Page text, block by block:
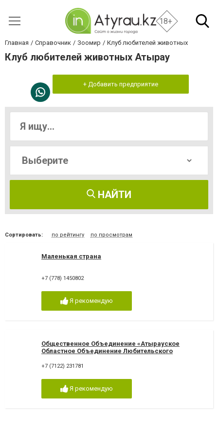
18+
Главная Справочник Зоомир Клуб любителей животных
Клуб любителей животных Атырау
+ Добавить предприятие
НАЙТИ
Сортировать: по рейтингу по просмотрам
Маленькая страна
+7 (778) 1450802
Я рекомендую
Общественное Объединение «Атырауское
Областное Объединение Любительского
+7 (7122) 231781
Я рекомендую